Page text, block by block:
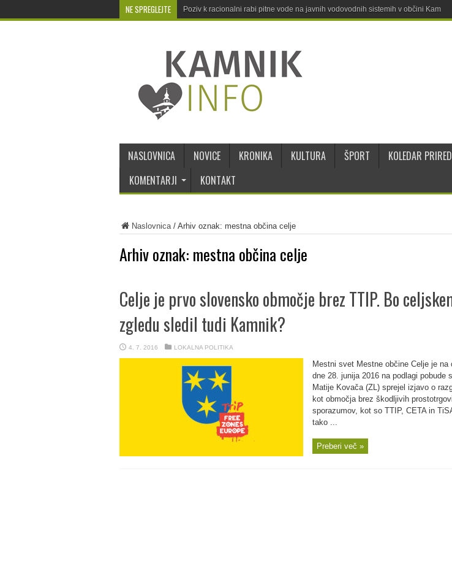
NE SPREGLEJTE Poziv k racionalni rabi pitne vode na javnih vodovodnih sistemih v občini Kamnik
NASLOVNICA NOVICE KRONIKA KULTURA ŠPORT KOLEDAR
KOMENTARJI
KONTAKT
Naslovnica/ Arhiv oznak: mestna občina celje
Arhiv oznak: mestna občina celje
Celje je prvo slovensko območje brez TTIP. Bo
zgledu sledil tudi Kamnik?
4. 7. 2016 LOKALNA POLITIKA
Mestni svet Mestne občine Celje je na
dne 28. junija 2016 na podlagi pobude
Matije Kovača (ZL) sprejel izjavo o
kot območja brez škodljivih
sporazumov, kot so TTIP, CETA in
tako ...
Preberi več »